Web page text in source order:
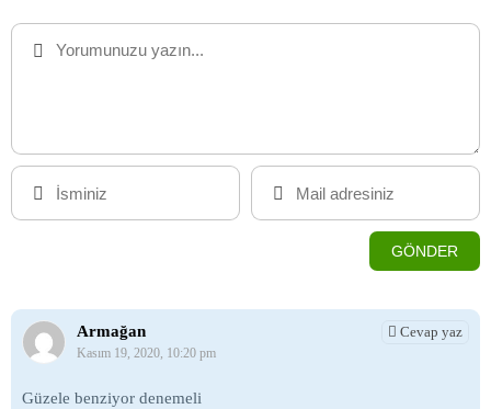
Armağan
Kasım 19, 2020, 10:20 pm
Güzele benziyor denemeli
Cevap yaz